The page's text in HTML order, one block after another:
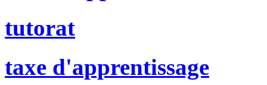
tutorat
taxe d'apprentissage